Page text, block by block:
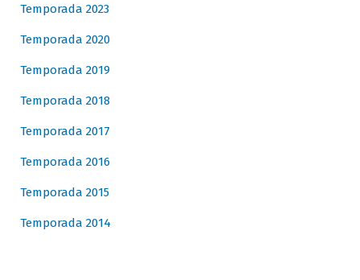
Temporada 2023
Temporada 2020
Temporada 2019
Temporada 2018
Temporada 2017
Temporada 2016
Temporada 2015
Temporada 2014